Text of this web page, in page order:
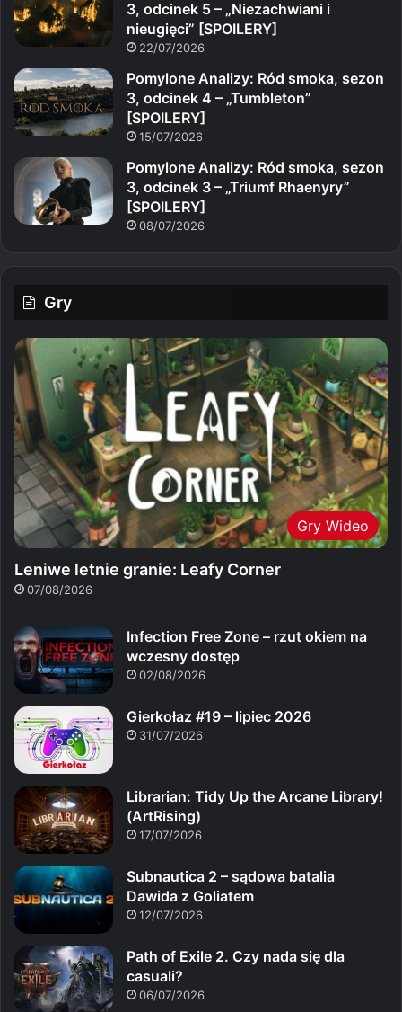
3, odcinek 5 – „Niezachwiani i
nieugięci” [SPOILERY]
22/07/2026
Pomylone Analizy: Ród smoka, sezon
3, odcinek 4 – „Tumbleton”
[SPOILERY]
15/07/2026
Pomylone Analizy: Ród smoka, sezon
3, odcinek 3 – „Triumf Rhaenyry”
[SPOILERY]
08/07/2026
Gry
Gry Wideo
Leniwe letnie granie: Leafy Corner
07/08/2026
Infection Free Zone – rzut okiem na
wczesny dostęp
02/08/2026
Gierkołaz #19 – lipiec 2026
31/07/2026
Librarian: Tidy Up the Arcane Library!
(ArtRising)
17/07/2026
Subnautica 2 – sądowa batalia
Dawida z Goliatem
12/07/2026
Path of Exile 2. Czy nada się dla
casuali?
06/07/2026